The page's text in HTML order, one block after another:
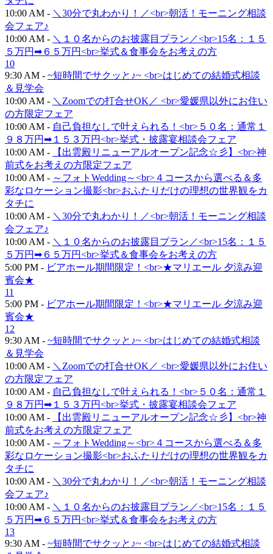
10:00 AM - ＼30分で丸わかり！／<br>朝活！モーニング相談
会フェア♪
10:00 AM - ＼１０名からのお披露目プラン／<br>15名：１５
５万円➡６５万円<br>挙式＆食事会をお考えの方
10
9:30 AM - ~短時間でサクッと♪~ <br>はじめての結婚式相談
＆見学会
10:00 AM - ＼Zoomでの打合せOK／ <br>愛媛県以外にお住い
の方限定フェア
10:00 AM - 自己負担なしで叶えられる！<br>５０名：通常１
９８万円➡１５３万円<br>挙式・披露宴相談会フェア
10:00 AM -
【出雲殿リニューアルオープン記念☆彡】<br>神
前式をお考えの方限定フェア
10:00 AM - ～フォトWedding～<br>４コースから選べる＆多
彩なロケーション撮影<br>おふたりだけの理想の世界観をカ
タチに
10:00 AM - ＼30分で丸わかり！／<br>朝活！モーニング相談
会フェア♪
10:00 AM - ＼１０名からのお披露目プラン／<br>15名：１５
５万円➡６５万円<br>挙式＆食事会をお考えの方
5:00 PM - ビアホール期間限定！<br>★マリエール 夕涼み迎
賓会★
11
5:00 PM - ビアホール期間限定！<br>★マリエール 夕涼み迎
賓会★
12
9:30 AM - ~短時間でサクッと♪~ <br>はじめての結婚式相談
＆見学会
10:00 AM - ＼Zoomでの打合せOK／ <br>愛媛県以外にお住い
の方限定フェア
10:00 AM - 自己負担なしで叶えられる！<br>５０名：通常１
９８万円➡１５３万円<br>挙式・披露宴相談会フェア
10:00 AM -
【出雲殿リニューアルオープン記念☆彡】<br>神
前式をお考えの方限定フェア
10:00 AM - ～フォトWedding～<br>４コースから選べる＆多
彩なロケーション撮影<br>おふたりだけの理想の世界観をカ
タチに
10:00 AM - ＼30分で丸わかり！／<br>朝活！モーニング相談
会フェア♪
10:00 AM - ＼１０名からのお披露目プラン／<br>15名：１５
５万円➡６５万円<br>挙式＆食事会をお考えの方
13
9:30 AM - ~短時間でサクッと♪~ <br>はじめての結婚式相談